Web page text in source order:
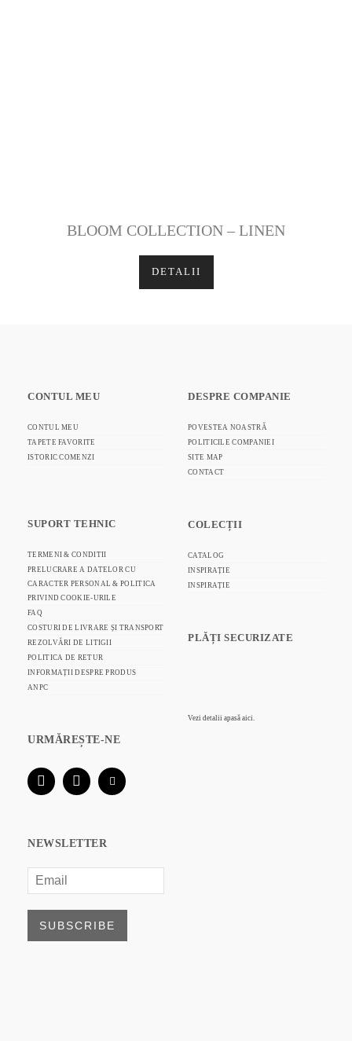
BLOOM COLLECTION – LINEN
DETALII
CONTUL MEU
CONTUL MEU
TAPETE FAVORITE
ISTORIC COMENZI
SUPORT TEHNIC
TERMENI & CONDITII
PRELUCRARE A DATELOR CU
CARACTER PERSONAL & POLITICA
PRIVIND COOKIE-URILE
FAQ
COSTURI DE LIVRARE ȘI TRANSPORT
REZOLVĂRI DE LITIGII
POLITICA DE RETUR
INFORMAȚII DESPRE PRODUS
ANPC
URMĂREȘTE-NE
NEWSLETTER
DESPRE COMPANIE
POVESTEA NOASTRĂ
POLITICILE COMPANIEI
SITE MAP
CONTACT
COLECȚII
CATALOG
INSPIRAȚIE
INSPIRAȚIE
PLĂȚI SECURIZATE
Vezi detalii apasă aici.